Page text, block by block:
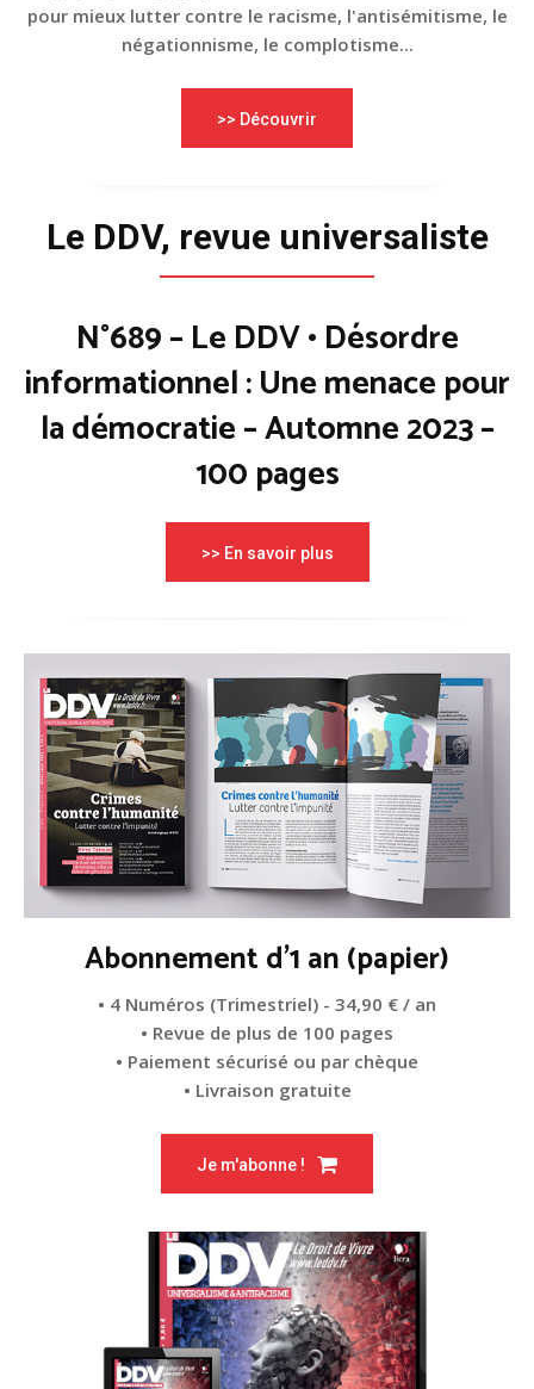
pour mieux lutter contre le racisme, l'antisémitisme, le
négationnisme, le complotisme...
>> Découvrir
Le DDV, revue universaliste
N°689 – Le DDV • Désordre
informationnel : Une menace pour
la démocratie – Automne 2023 –
100 pages
>> En savoir plus
Abonnement d'1 an (papier)
• 4 Numéros (Trimestriel) - 34,90 € / an
• Revue de plus de 100 pages
• Paiement sécurisé ou par chèque
• Livraison gratuite
Je m'abonne !